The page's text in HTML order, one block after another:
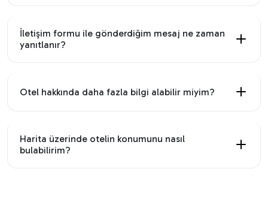
İletişim formu ile gönderdiğim mesaj ne zaman
yanıtlanır?
Otel hakkında daha fazla bilgi alabilir miyim?
Harita üzerinde otelin konumunu nasıl
bulabilirim?